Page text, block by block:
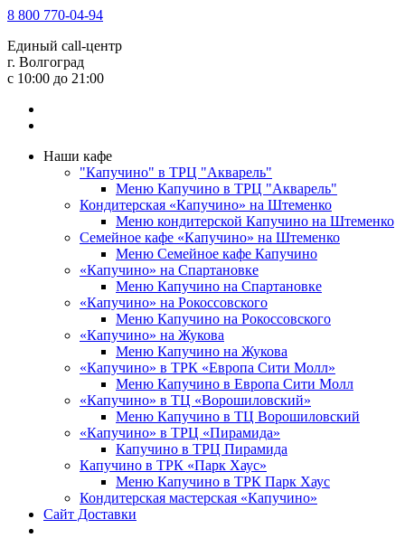
8 800 770-04-94
Единый call-центр
г. Волгоград
c 10:00 до 21:00
Наши кафе
"Капучино" в ТРЦ "Акварель"
Меню Капучино в ТРЦ "Акварель"
Кондитерская «Капучино» на Штеменко
Меню кондитерской Капучино на Штеменко
Семейное кафе «Капучино» на Штеменко
Меню Семейное кафе Капучино
«Капучино» на Спартановке
Меню Капучино на Спартановке
«Капучино» на Рокоссовского
Меню Капучино на Рокоссовского
«Капучино» на Жукова
Меню Капучино на Жукова
«Капучино» в ТРК «Европа Cити Молл»
Меню Капучино в Европа Сити Молл
«Капучино» в ТЦ «Ворошиловский»
Меню Капучино в ТЦ Ворошиловский
«Капучино» в ТРЦ «Пирамида»
Капучино в ТРЦ Пирамида
Капучино в ТРК «Парк Хаус»
Меню Капучино в ТРК Парк Хаус
Кондитерская мастерская «Капучино»
Сайт Доставки